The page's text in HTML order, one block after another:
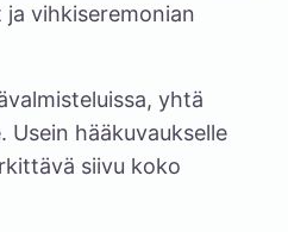
vihkiseremonian
yhtä
Usein hääkuvaukselle
siivu koko